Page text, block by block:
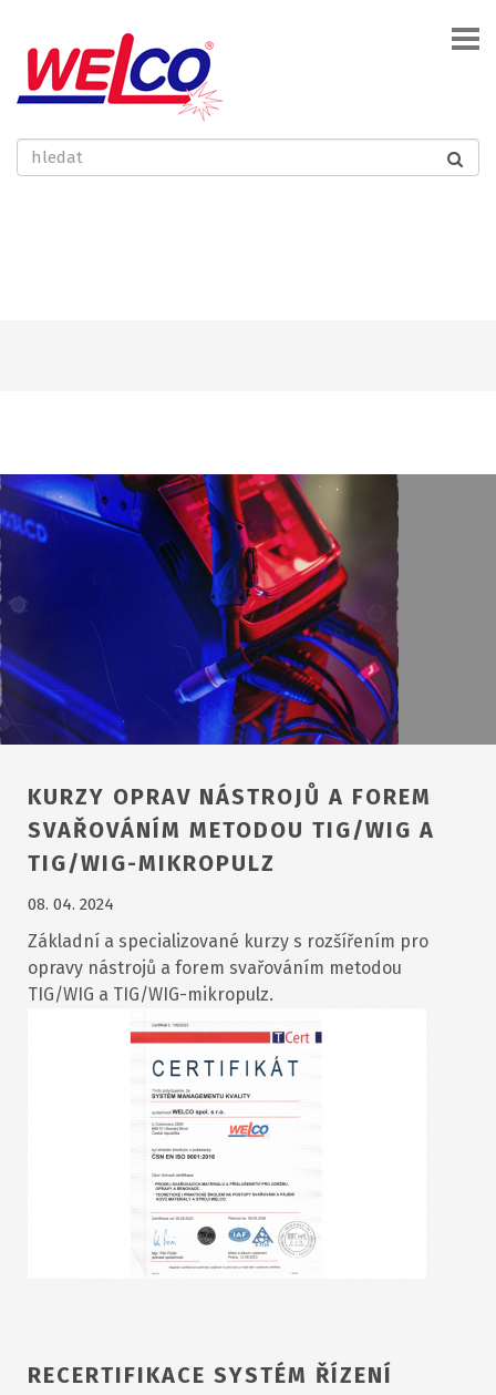
KURZY OPRAV NÁSTROJŮ A FOREM
SVAŘOVÁNÍM METODOU TIG/WIG A
TIG/WIG-MIKROPULZ
08. 04. 2024
Základní a specializované kurzy s rozšířením pro
opravy nástrojů a forem svařováním metodou
TIG/WIG a TIG/WIG-mikropulz.
RECERTIFIKACE SYSTÉM ŘÍZENÍ